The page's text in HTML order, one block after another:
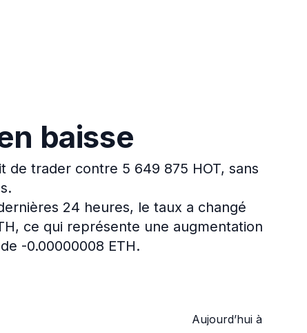
baisse
de trader contre 5 649 875 HOT, sans
24 heures, le taux a changé
ce qui représente une augmentation
-0.00000008 ETH.
Aujourd’hui à